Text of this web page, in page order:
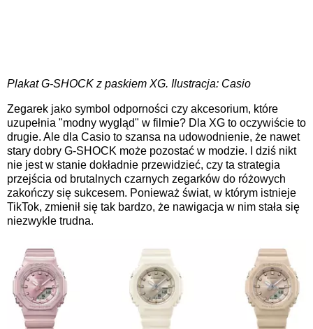
Plakat G-SHOCK z paskiem XG. Ilustracja: Casio
Zegarek jako symbol odporności czy akcesorium, które
uzupełnia "modny wygląd" w filmie? Dla XG to oczywiście to
drugie. Ale dla Casio to szansa na udowodnienie, że nawet
stary dobry G-SHOCK może pozostać w modzie. I dziś nikt
nie jest w stanie dokładnie przewidzieć, czy ta strategia
przejścia od brutalnych czarnych zegarków do różowych
zakończy się sukcesem. Ponieważ świat, w którym istnieje
TikTok, zmienił się tak bardzo, że nawigacja w nim stała się
niezwykle trudna.